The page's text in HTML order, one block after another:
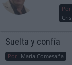
Por
Suelta y confía
Por María Comesaña